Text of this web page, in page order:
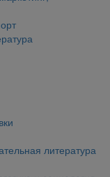
литература